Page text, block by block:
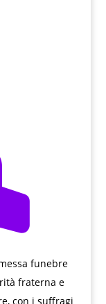
funebre
fraterna e
con i suffragi